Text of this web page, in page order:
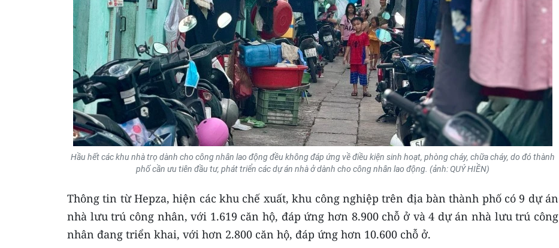
Hầu hết các khu nhà trọ dành cho công nhân lao động đều không đáp ứng về điều kiện sinh hoạt, phòng cháy, chữa cháy, do đó thành
phố cần ưu tiên đầu tư, phát triển các dự án nhà ở dành cho công nhân lao động. (ảnh: QUÝ HIỀN)
Thông tin từ Hepza, hiện các khu chế xuất, khu công nghiệp trên địa bàn thành phố có 9 dự án
nhà lưu trú công nhân, với 1.619 căn hộ, đáp ứng hơn 8.900 chỗ ở và 4 dự án nhà lưu trú công
nhân đang triển khai, với hơn 2.800 căn hộ, đáp ứng hơn 10.600 chỗ ở.